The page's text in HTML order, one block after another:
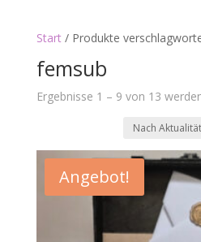
Start/ Produkte
femsub
Ergebnisse 1 – 9 von 13
Angebot!